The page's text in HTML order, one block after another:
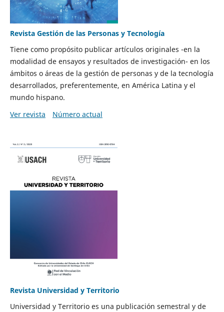
Revista Gestión de las Personas y Tecnología
Tiene como propósito publicar artículos originales -en la
modalidad de ensayos y resultados de investigación- en los
ámbitos o áreas de la gestión de personas y de la tecnología
desarrollados, preferentemente, en América Latina y el
mundo hispano.
Ver revista
Número actual
Revista Universidad y Territorio
Universidad y Territorio es una publicación semestral y de